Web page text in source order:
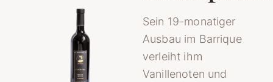
Sein 19-monatiger
Ausbau im Barrique
verleiht ihm
Vanillenoten und